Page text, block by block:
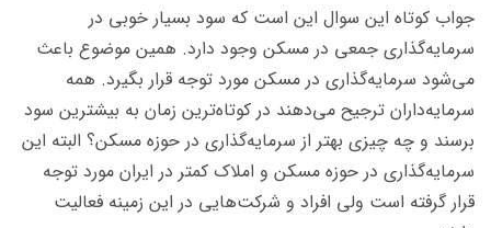
جواب کوتاه این سوال این است که سود بسیار خوبی در
سرمایه‌گذاری جمعی در مسکن وجود دارد. همین موضوع باعث
می‌شود سرمایه‌گذاری در مسکن مورد توجه قرار بگیرد. همه
سرمایه‌داران ترجیح می‌دهند در کوتاه‌ترین زمان به بیشترین سود
برسند و چه چیزی بهتر از سرمایه‌گذاری در حوزه مسکن؟ البته این
سرمایه‌گذاری در حوزه مسکن و املاک کمتر در ایران مورد توجه
قرار گرفته است ولی افراد و شرکت‌هایی در این زمینه فعالیت